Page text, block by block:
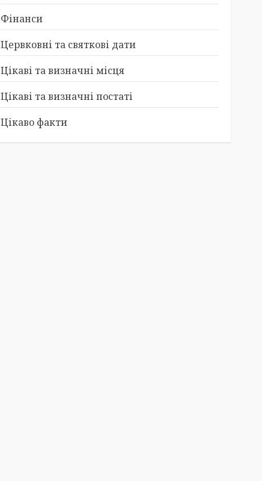
Фінанси
Цервковні та святкові дати
Цікаві та визначні місця
Цікаві та визначні постаті
Цікаво факти